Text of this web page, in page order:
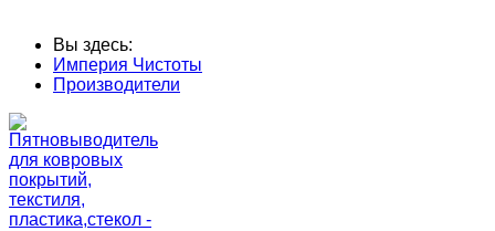
Вы здесь:
Империя Чистоты
Производители